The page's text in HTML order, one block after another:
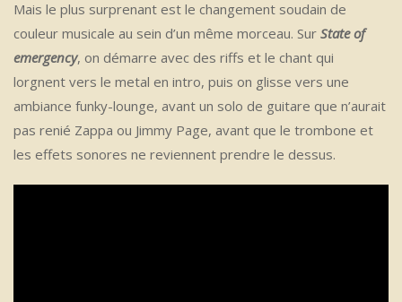
Mais le plus surprenant est le changement soudain de
couleur musicale au sein d’un même morceau. Sur State of
emergency, on démarre avec des riffs et le chant qui
lorgnent vers le metal en intro, puis on glisse vers une
ambiance funky-lounge, avant un solo de guitare que n’aurait
pas renié Zappa ou Jimmy Page, avant que le trombone et
les effets sonores ne reviennent prendre le dessus.